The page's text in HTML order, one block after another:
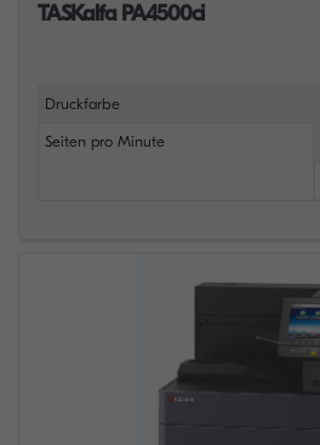
TASKalfa PA4500ci
Druckfarbe
Seiten pro Minute